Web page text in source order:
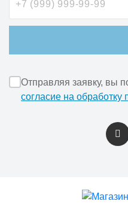
Отправляя заявку, вы
согласие на